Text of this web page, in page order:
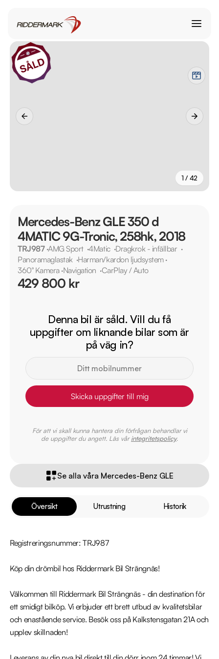
1 / 42
Översikt Utrustning Historik
Registreringsnummer: TRJ987
Köp din drömbil hos Riddermark Bil Strängnäs!
Välkommen till Riddermark Bil Strängnäs - din destination för
ett smidigt bilköp. Vi erbjuder ett brett utbud av kvalitetsbilar
och enastående service. Besök oss på Kalkstensgatan 21A och
upplev skillnaden!
Mercedes-Benz GLE 350 d
4MATIC 9G-Tronic, 258hk, 2018
TRJ987·AMG Sport ·4Matic ·Dragkrok - infällbar ·
Panoramaglastak ·Harman/kardon ljudsystem·
360° Kamera·Navigation ·CarPlay / Auto
429 800 kr
Denna bil är såld. Vill du få
uppgifter om liknande bilar som är
på väg in?
Skicka uppgifter till mig
För att vi skall kunna hantera din förfrågan behandlar vi
de uppgifter du angett. Läs vårintegritetspolicy.
Se alla våra Mercedes-Benz GLE